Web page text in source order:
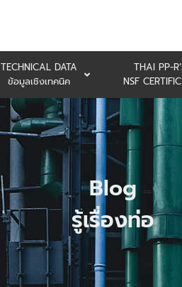
TECHNICAL DATA
ข้อมูลเชิงเทคนิค
THAI PP-
NSF
Blog
รู้เรื่องท่อ